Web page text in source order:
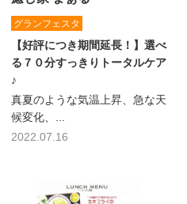
グランフェスタ
【好評につき期間延長！】選べ
る７０分すっきりトータルケア
♪
真夏のような気温上昇、急な天
候変化、...
2022.07.16